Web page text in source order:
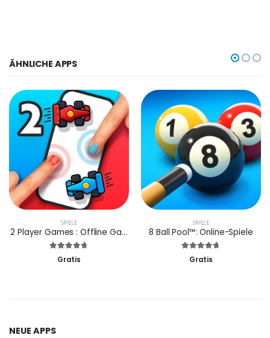
ÄHNLICHE APPS
SPIELE
2 Player Games : Offline Games
Gratis
SPIELE
8 Ball Pool™: Online-Spiele
Gratis
NEUE APPS